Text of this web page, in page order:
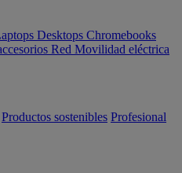
Desktops Chromebooks
Red Movilidad eléctrica
Productos sostenibles Profesional